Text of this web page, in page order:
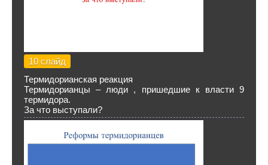
10 слайд
Термидорианская реакция
Термидорианцы – люди , пришедшие к власти 9
термидора.
За что выступали?